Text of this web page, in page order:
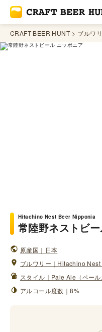
CRAFT BEER HUNT ブルワ
Hitachino Nest Beer Nipponia
常陸野ネストビ
原産国｜日本
ブルワリー｜Hitachino Nest
スタイル｜Pale Ale（ペール
アルコール度数｜8%